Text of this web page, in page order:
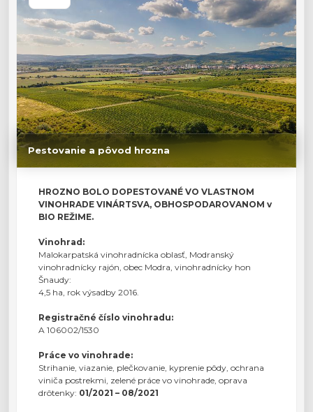
Pestovanie a pôvod hrozna
HROZNO BOLO DOPESTOVANÉ VO VLASTNOM
VINOHRADE VINÁRTSVA, OBHOSPODAROVANOM v
BIO REŽIME.
Vinohrad:
Malokarpatská vinohradnícka oblasť, Modranský
vinohradnícky rajón, obec Modra, vinohradnícky hon
Šnaudy:
4,5 ha, rok výsadby 2016.
Registračné číslo vinohradu:
A 106002/1530
Práce vo vinohrade:
Strihanie, viazanie, plečkovanie, kyprenie pôdy, ochrana
viniča postrekmi, zelené práce vo vinohrade, oprava
drôtenky: 01/2021 – 08/2021